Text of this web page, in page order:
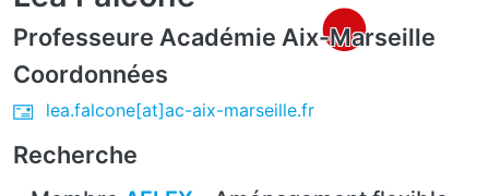
Professeure Académie Aix-Marseille
Coordonnées
lea.falcone[at]ac-aix-marseille.fr
Recherche